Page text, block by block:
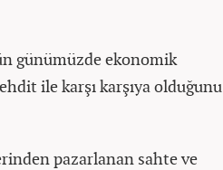
günümüzde ekonomik
ile karşı karşıya olduğunu
pazarlanan sahte ve